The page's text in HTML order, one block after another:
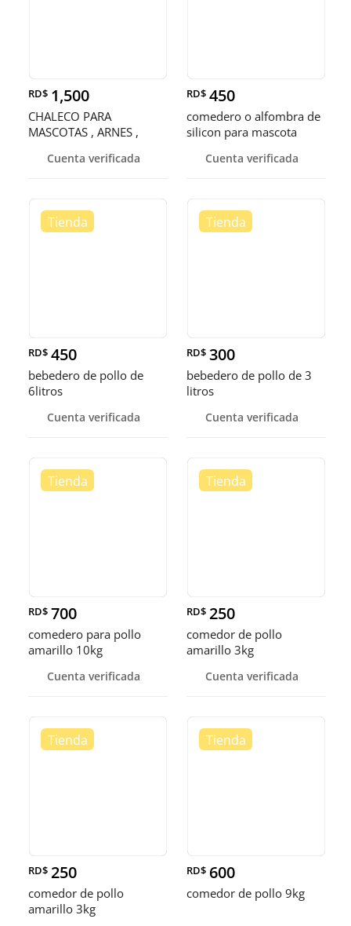
RD$ 1,500
CHALECO PARA
MASCOTAS , ARNES ,
Cuenta verificada
RD$ 450
comedero o alfombra de
silicon para mascota
Cuenta verificada
RD$ 450
bebedero de pollo de
6litros
Cuenta verificada
RD$ 300
bebedero de pollo de 3
litros
Cuenta verificada
RD$ 700
comedero para pollo
amarillo 10kg
Cuenta verificada
RD$ 250
comedor de pollo
amarillo 3kg
Cuenta verificada
RD$ 250
comedor de pollo
amarillo 3kg
RD$ 600
comedor de pollo 9kg